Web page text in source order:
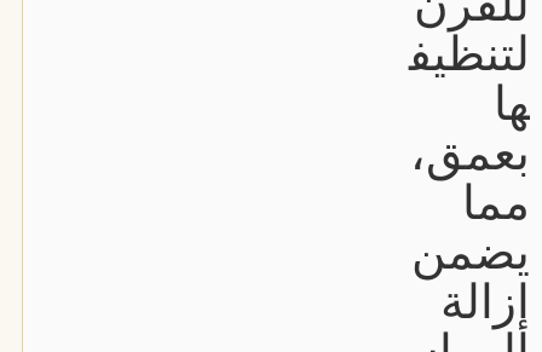
لتنظيف
ها
بعمق،
مما
يضمن
إزالة